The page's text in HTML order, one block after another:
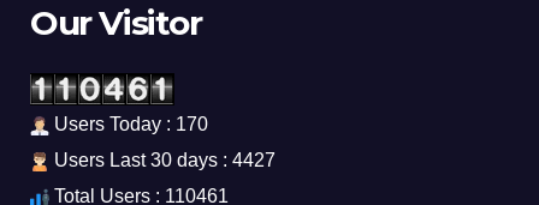
Our Visitor
Users Today : 170
Users Last 30 days : 4427
Total Users : 110461